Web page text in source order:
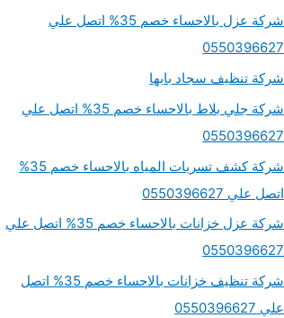
شركة عزل بالاحساء خصم 35% اتصل علي
0550396627
شركة تنظيف سجاد بابها
شركة جلي بلاط بالاحساء خصم 35% اتصل علي
0550396627
شركة كشف تسربات المياه بالاحساء خصم 35%
اتصل علي 0550396627
شركة عزل خزانات بالاحساء خصم 35% اتصل علي
0550396627
شركة تنظيف خزانات بالاحساء خصم 35% اتصل
علي 0550396627